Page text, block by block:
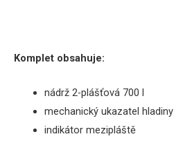
Komplet obsahuje:
nádrž 2-plášťová 700 l
mechanický ukazatel hladiny
indikátor mezipláště